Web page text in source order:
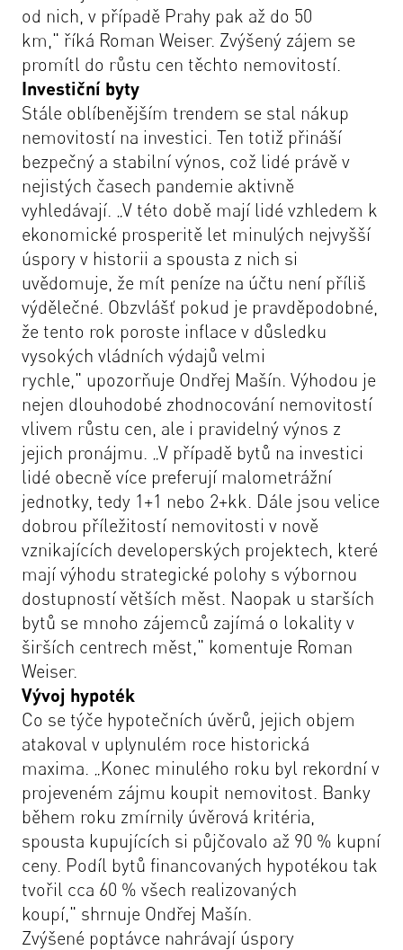
od nich, v případě Prahy pak až do 50
km," říká Roman Weiser. Zvýšený zájem se
promítl do růstu cen těchto nemovitostí.
Investiční byty
Stále oblíbenějším trendem se stal nákup
nemovitostí na investici. Ten totiž přináší
bezpečný a stabilní výnos, což lidé právě v
nejistých časech pandemie aktivně
vyhledávají. „V této době mají lidé vzhledem k
ekonomické prosperitě let minulých nejvyšší
úspory v historii a spousta z nich si
uvědomuje, že mít peníze na účtu není příliš
výdělečné. Obzvlášť pokud je pravděpodobné,
že tento rok poroste inflace v důsledku
vysokých vládních výdajů velmi
rychle," upozorňuje Ondřej Mašín. Výhodou je
nejen dlouhodobé zhodnocování nemovitostí
vlivem růstu cen, ale i pravidelný výnos z
jejich pronájmu. „V případě bytů na investici
lidé obecně více preferují malometrážní
jednotky, tedy 1+1 nebo 2+kk. Dále jsou velice
dobrou příležitostí nemovitosti v nově
vznikajících developerských projektech, které
mají výhodu strategické polohy s výbornou
dostupností větších měst. Naopak u starších
bytů se mnoho zájemců zajímá o lokality v
širších centrech měst," komentuje Roman
Weiser.
Vývoj hypoték
Co se týče hypotečních úvěrů, jejich objem
atakoval v uplynulém roce historická
maxima. „Konec minulého roku byl rekordní v
projeveném zájmu koupit nemovitost. Banky
během roku zmírnily úvěrová kritéria,
spousta kupujících si půjčovalo až 90 % kupní
ceny. Podíl bytů financovaných hypotékou tak
tvořil cca 60 % všech realizovaných
koupí," shrnuje Ondřej Mašín.
Zvýšené poptávce nahrávají úspory